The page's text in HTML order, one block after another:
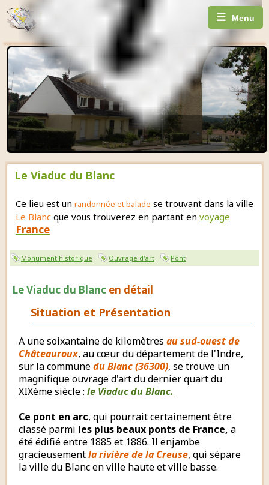
☰ Menu
Le Viaduc du Blanc
Ce lieu est un randonnée et balade se trouvant dans la ville
Le Blanc que vous trouverez en partant en voyage
France
Monument historique Ouvrage d'art Pont
Le Viaduc du Blanc en détail
Situation et Présentation
A une soixantaine de kilomètres au sud-ouest de
Châteauroux, au cœur du département de l'Indre,
sur la communedu Blanc (36300), se trouve un
magnifique ouvrage d'art du dernier quart du
XIXème siècle : le Viaduc du Blanc.
Ce pont en arc, qui pourrait certainement être
classé parmi les plus beaux ponts de France, a
été édifié entre 1885 et 1886. Il enjambe
gracieusementla rivière de la Creuse, qui sépare
la ville du Blanc en ville haute et ville basse.